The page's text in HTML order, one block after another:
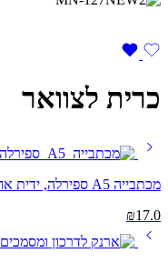
כרית לצוואר
מכתבייה A5 ספירלה, ידית אחיזה – סאני
₪17.0